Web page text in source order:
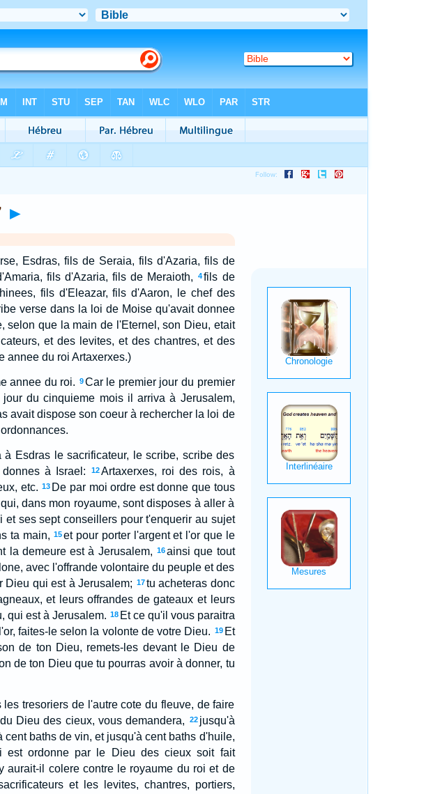
►
Esdras, fils de Seraia, fils d'Azaria, fils de
fils d'Azaria, fils de Meraioth, 4 fils de
fils d'Eleazar, fils d'Aaron, le chef des
verse dans la loi de Moise qu'avait donnee
selon que la main de l'Eternel, son Dieu, etait
et des levites, et des chantres, et des
annee du roi Artaxerxes.)
annee du roi. 9Car le premier jour du premier
du cinquieme mois il arriva à Jerusalem,
avait dispose son coeur à rechercher la loi de
Esdras le sacrificateur, le scribe, scribe des
à Israel:
12Artaxerxes, roi des rois, à
etc. 13 De par moi ordre est donne que tous
dans mon royaume, sont disposes à aller à
et ses sept conseillers pour t'enquerir au sujet
ta main, 15et pour porter l'argent et l'or que le
la demeure est à Jerusalem, 16ainsi que tout
avec l'offrande volontaire du peuple et des
Dieu qui est à Jerusalem; 17tu acheteras donc
et leurs offrandes de gateaux et leurs
qui est à Jerusalem. 18 Et ce qu'il vous paraitra
faites-le selon la volonte de votre Dieu. 19 Et
de ton Dieu, remets-les devant le Dieu de
de ton Dieu que tu pourras avoir à donner, tu
tresoriers de l'autre cote du fleuve, de faire
Dieu des cieux, vous demandera,
22 jusqu'à
baths de vin, et jusqu'à cent baths d'huile,
est ordonne par le Dieu des cieux soit fait
aurait-il colere contre le royaume du roi et de
et les levites, chantres, portiers,